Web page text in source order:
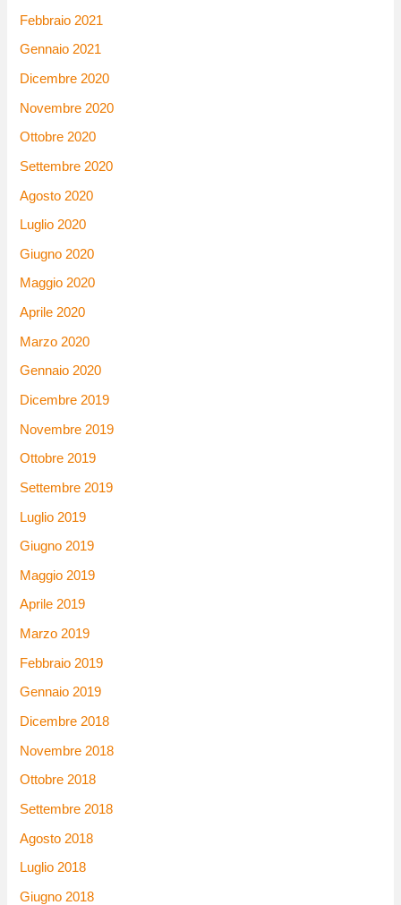
Febbraio 2021
Gennaio 2021
Dicembre 2020
Novembre 2020
Ottobre 2020
Settembre 2020
Agosto 2020
Luglio 2020
Giugno 2020
Maggio 2020
Aprile 2020
Marzo 2020
Gennaio 2020
Dicembre 2019
Novembre 2019
Ottobre 2019
Settembre 2019
Luglio 2019
Giugno 2019
Maggio 2019
Aprile 2019
Marzo 2019
Febbraio 2019
Gennaio 2019
Dicembre 2018
Novembre 2018
Ottobre 2018
Settembre 2018
Agosto 2018
Luglio 2018
Giugno 2018